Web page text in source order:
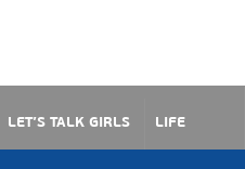
LET’S TALK GIRLS LIFE